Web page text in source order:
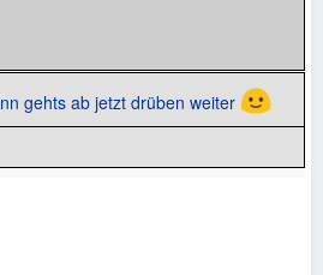
gehts ab jetzt drüben weiter 🙂